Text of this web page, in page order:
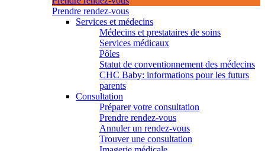
Prendre rendez-vous
Services et médecins
Médecins et prestataires de soins
Services médicaux
Pôles
Statut de conventionnement des médecins
CHC Baby: informations pour les futurs
parents
Consultation
Préparer votre consultation
Prendre rendez-vous
Annuler un rendez-vous
Trouver une consultation